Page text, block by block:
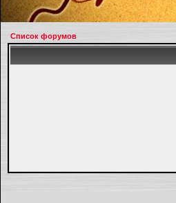
Список форумов